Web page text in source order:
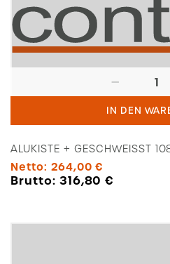
+
IN DEN
ALUKISTE + GESCHWEISST
Netto: 264,00€
Brutto: 316,80€